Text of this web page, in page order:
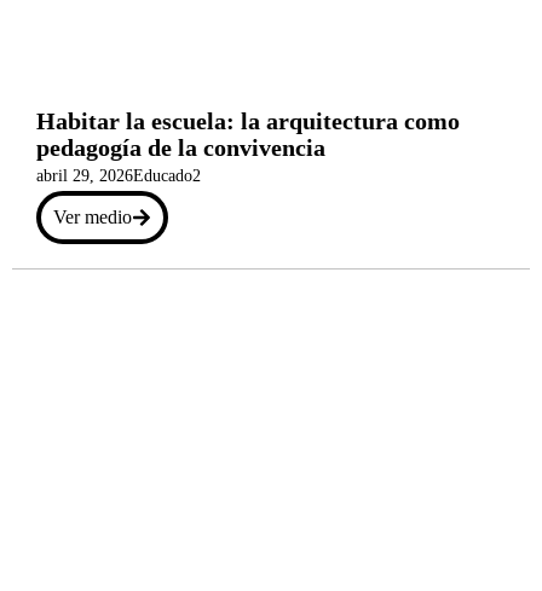
Habitar la escuela: la arquitectura como
pedagogía de la convivencia
abril 29, 2026Educado2
Ver medio